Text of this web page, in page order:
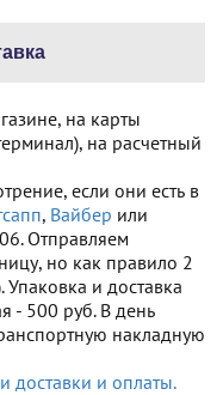
на карты
на расчетный
если они есть в
, Вайбер или
Отправляем
но как правило 2
и доставка
- 500 руб. В день
накладную
доставки и оплаты.